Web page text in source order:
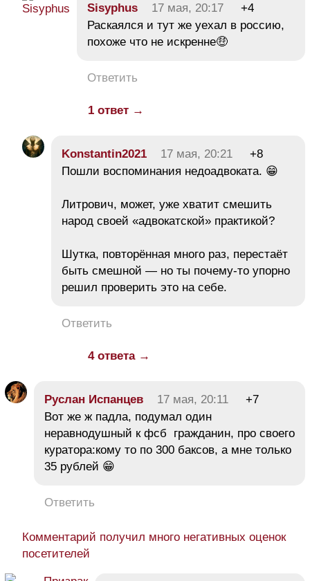
Sisyphus 17 мая, 20:17
+4
Раскаялся и тут же уехал в россию,
похоже что не искренне🤑
Ответить
1 ответ →
Konstantin2021 17 мая, 20:21
+8
Пошли воспоминания недоадвоката. 😁
Литрович, может, уже хватит смешить
народ своей «адвокатской» практикой?
Шутка, повторённая много раз, перестаёт
быть смешной — но ты почему-то упорно
решил проверить это на себе.
Ответить
4 ответа →
Руслан Испанцев 17 мая, 20:11
+7
Вот же ж падла, подумал один
неравнодушный к фсб гражданин, про своего
куратора:кому то по 300 баксов, а мне только
35 рублей 😁
Ответить
Комментарий получил много негативных оценок
посетителей